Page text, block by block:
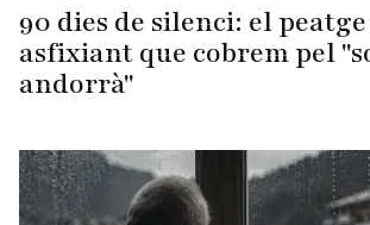
90 dies de silenci: el
asfixiant que cobrem pel
andorrà"